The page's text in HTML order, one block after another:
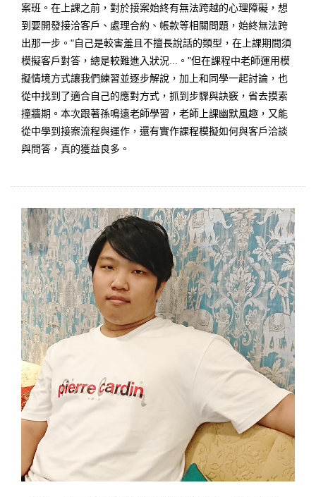
案班。在上課之前，對於接案始終有無法跨越的心理障礙，想
到要開發接洽客戶、處理合約、帳款等相關問題，始終無法跨
出那一步。"自己是較害羞且不擅長說話的類型，在上課期間須
模擬客戶對答，總是較難進入狀況...。"但在課程中老師運用模
擬情境方式讓我們練習並逐步解說，加上和同學一起討論，也
從中找到了適合自己的應對方式，抓到步驟與訣竅，省去摸索
撞牆期。本次跟著孫鳴遠老師學習，老師上課幽默風趣，又能
從中學到接案流程與運作，還有實作課程模擬如何與客戶洽談
與問答，真的獲益良多。